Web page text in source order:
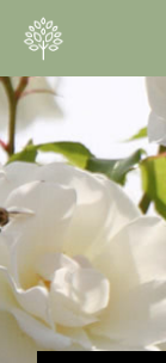
main
content